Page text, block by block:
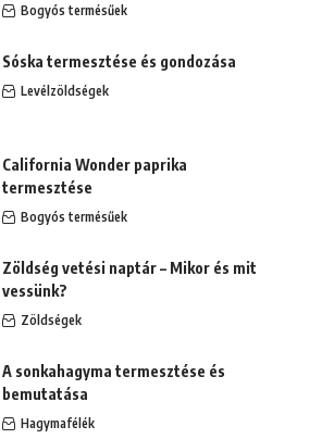
Bogyós termésűek
Sóska termesztése és gondozása
Levélzöldségek
California Wonder paprika
termesztése
Bogyós termésűek
Zöldség vetési naptár – Mikor és mit
vessünk?
Zöldségek
A sonkahagyma termesztése és
bemutatása
Hagymafélék